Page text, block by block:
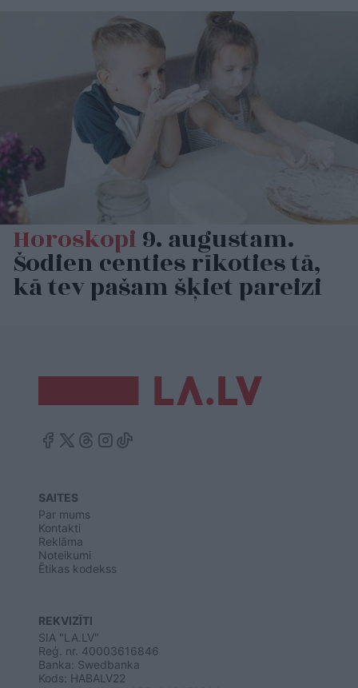
Horoskopi9. augustam.
Šodien centies rīkoties tā,
kā tev pašam šķiet pareizi
SAITES
Par mums
Kontakti
Reklāma
Noteikumi
Ētikas kodekss
REKVIZĪTI
SIA "LA.LV"
Reģ. nr. 40003616846
Banka: Swedbanka
Kods: HABALV22